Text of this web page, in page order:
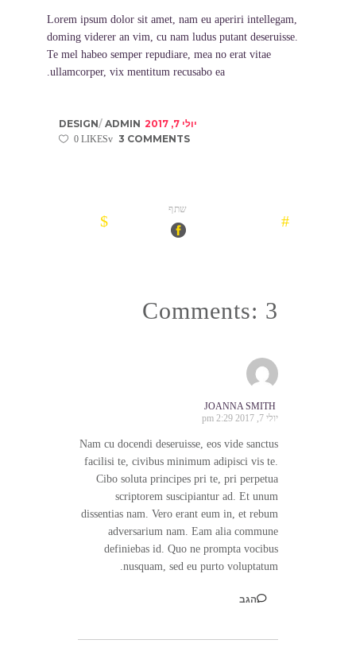
Lorem ipsum dolor sit amet, nam eu aperiri intellegam,
doming viderer an vim, cu nam ludus putant deseruisse.
Te mel habeo semper repudiare, mea no erat vitae
ullamcorper, vix mentitum recusabo ea.
יולי 7, 2017 ADMIN
DESIGN
3 COMMENTS
0 LIKES
שתף
Comments: 3
JOANNA SMITH
יולי 7, 2017 2:29 pm
Nam cu docendi deseruisse, eos vide sanctus
facilisi te, civibus minimum adipisci vis te.
Cibo soluta principes pri te, pri perpetua
scriptorem suscipiantur ad. Et unum
dissentias nam. Vero erant eum in, et rebum
adversarium nam. Eam alia commune
definiebas id. Quo ne prompta vocibus
nusquam, sed eu purto voluptatum.
הגב